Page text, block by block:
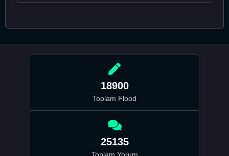
18900
Toplam Flood
25135